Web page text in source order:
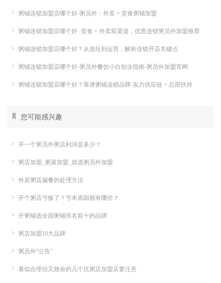
粥铺连锁加盟店哪个好-粥员外：外卖 + 堂食粥铺加盟
粥铺连锁加盟店哪个好 -堂食 + 外卖双渠道，优质连锁粥员外加盟推荐
粥铺连锁加盟店哪个好？从选址到运营，解析连锁开店关键点
粥铺连锁加盟店哪个好-粥员外餐饮小白创业指南-粥员外加盟官网
粥铺连锁加盟店哪个好？靠谱粥铺连锁品牌-实力供应链 + 总部扶持
您可能感兴趣
开一个粥员外粥店利润是多少？
粥店加盟_粥屋加盟_就选粥员外加盟
外卖粥店漏餐的处理方法
开个粥店亏惨了？亏本原因都有哪些？
开粥铺选全国粥铺排名前十的品牌
粥店加盟10大品牌
粥员外“公告”
看似合理但又致命的几个坑粥店加盟店要注意